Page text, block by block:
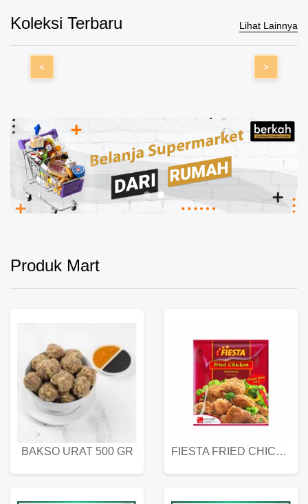
Koleksi Terbaru Lihat Lainnya
< >
Produk Mart
BAKSO URAT 500 GR FIESTA FRIED CHICKEN 500 GR